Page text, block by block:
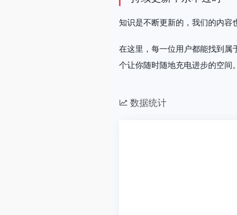
知识是不断更新的，我们的内容
在这里，每一位用户都能找到属
个让你随时随地充电进步的空间。
数据统计